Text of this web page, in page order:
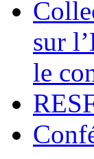
sur
le